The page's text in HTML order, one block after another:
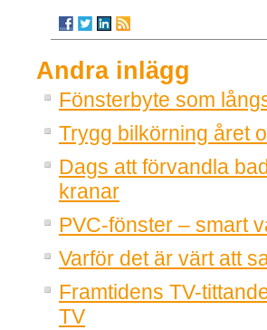
Andra inlägg
Fönsterbyte som
Trygg bilkörning året
Dags att förvandla
kranar
PVC-fönster – smart
Varför det är värt att
Framtidens TV-
TV